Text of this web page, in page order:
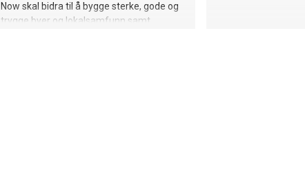
Now skal bidra til å bygge sterke, gode og
trygge byer og lokalsamfunn samt